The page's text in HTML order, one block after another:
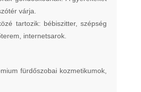
várja.
tartozik: bébiszitter, szépség
internetsarok.
fürdőszobai kozmetikumok,